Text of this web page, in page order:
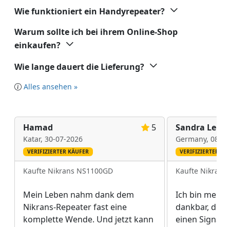
Wie funktioniert ein Handyrepeater?
Warum sollte ich bei ihrem Online-Shop
einkaufen?
Wie lange dauert die Lieferung?
Alles ansehen »
Hamad 5
Katar, 30-07-2026
VERIFIZIERTER KÄUFER
Kaufte Nikrans NS1100GD
Mein Leben nahm dank dem
Nikrans-Repeater fast eine
komplette Wende. Und jetzt kann
Sandra Lehm
Germany, 08-
VERIFIZIERTER
Kaufte Nikrans
Ich bin
dankbar, der
einen